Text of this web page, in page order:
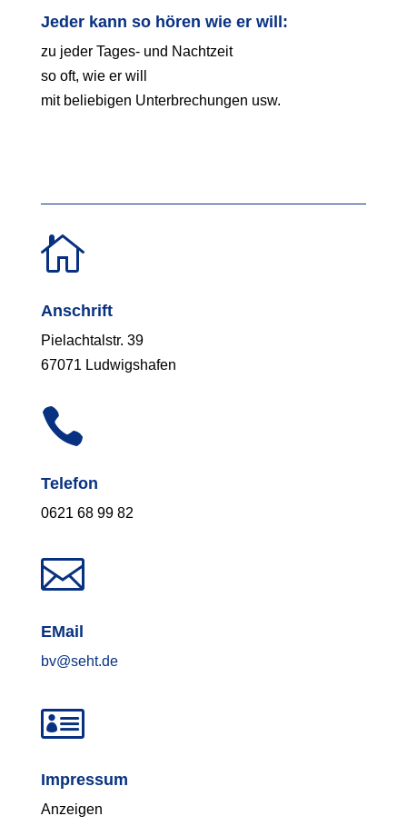
Jeder kann so hören wie er will:
zu jeder Tages- und Nachtzeit
so oft, wie er will
mit beliebigen Unterbrechungen usw.

Anschrift
Pielachtalstr. 39
67071 Ludwigshafen

Telefon
0621 68 99 82

EMail
bv@seht.de

Impressum
Anzeigen